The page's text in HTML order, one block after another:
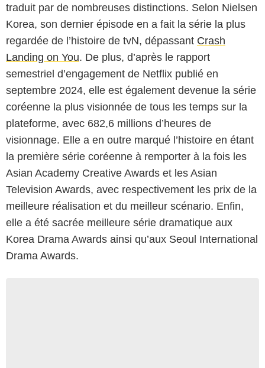
traduit par de nombreuses distinctions. Selon Nielsen
Korea, son dernier épisode en a fait la série la plus
regardée de l’histoire de tvN, dépassant Crash
Landing on You. De plus, d’après le rapport
semestriel d’engagement de Netflix publié en
septembre 2024, elle est également devenue la série
coréenne la plus visionnée de tous les temps sur la
plateforme, avec 682,6 millions d’heures de
visionnage. Elle a en outre marqué l’histoire en étant
la première série coréenne à remporter à la fois les
Asian Academy Creative Awards et les Asian
Television Awards, avec respectivement les prix de la
meilleure réalisation et du meilleur scénario. Enfin,
elle a été sacrée meilleure série dramatique aux
Korea Drama Awards ainsi qu’aux Seoul International
Drama Awards.